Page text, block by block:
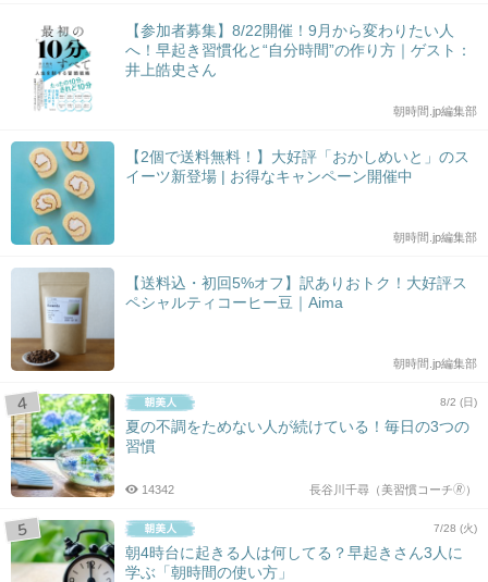
【参加者募集】8/22開催！9月から変わりたい人
へ！早起き習慣化と“自分時間”の作り方｜ゲスト：
井上皓史さん
朝時間.jp編集部
【2個で送料無料！】大好評「おかしめいと」のス
イーツ新登場 | お得なキャンペーン開催中
朝時間.jp編集部
【送料込・初回5%オフ】訳ありおトク！大好評ス
ペシャルティコーヒー豆｜Aima
朝時間.jp編集部
8/2 (日)
夏の不調をためない人が続けている！毎日の3つの
習慣
長谷川千尋（美習慣コーチ🄬）
14342
7/28 (火)
朝4時台に起きる人は何してる？早起きさん3人に
学ぶ「朝時間の使い方」